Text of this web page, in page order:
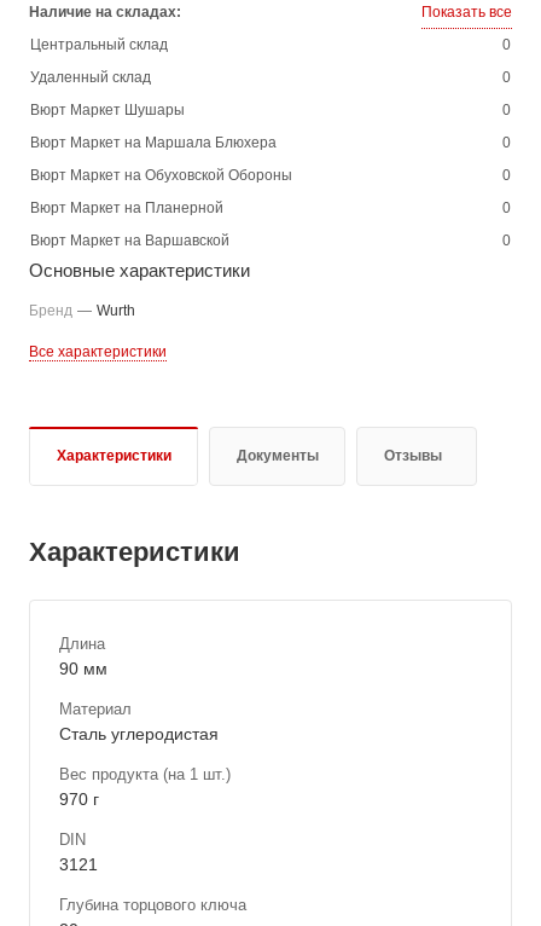
Наличие на складах:
Показать все
Центральный склад
0
Удаленный склад
0
Вюрт Маркет Шушары
0
Вюрт Маркет на Маршала Блюхера
0
Вюрт Маркет на Обуховской Обороны
0
Вюрт Маркет на Планерной
0
Вюрт Маркет на Варшавской
0
Основные характеристики
Бренд — Wurth
Все характеристики
Характеристики Документы Отзывы
Характеристики
Длина
90 мм
Материал
Сталь углеродистая
Вес продукта (на 1 шт.)
970 г
DIN
3121
Глубина торцового ключа